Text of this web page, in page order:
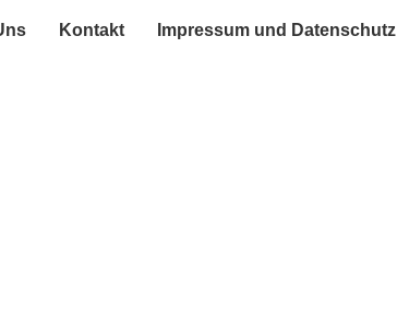
Kontakt Impressum und Datenschutz